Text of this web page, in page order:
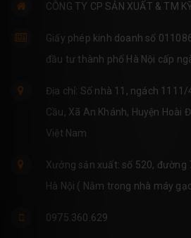
CÔNG TY CP SẢN XUẤT & TM
Giấy phép kinh doanh số
đầu tư thành phố Hà Nội cấp
Địa chỉ: Số nhà 11, ngách 1111/
Cầu, Xã An Khánh, Huyện Hoài
Việt Nam
Xưởng sản xuất: số 520, đường
Hà Nội ( Nằm trong nhà máy
0975.360.629